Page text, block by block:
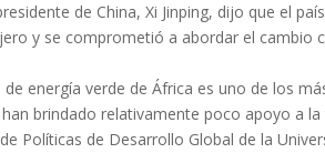
de China, Xi Jinping, dijo que el
y se comprometió a abordar el cambio
energía verde de África es uno de los
brindado relativamente poco apoyo a
Políticas de Desarrollo Global de la